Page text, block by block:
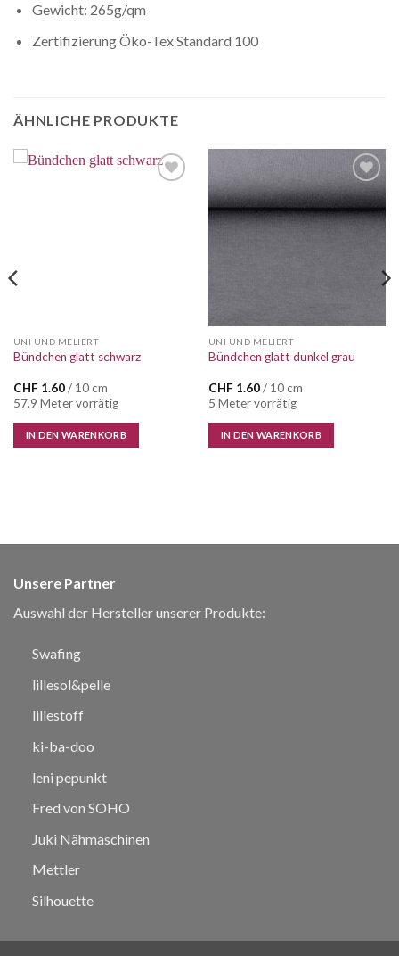
Gewicht: 265g/qm
Zertifizierung Öko-Tex Standard 100
ÄHNLICHE PRODUKTE
UNI UND MELIERT
Bündchen glatt schwarz
CHF 1.60/ 10 cm
57.9 Meter vorrätig
IN DEN WARENKORB
Auf die
Wunschliste
UNI UND MELIERT
Bündchen glatt dunkel grau
CHF 1.60/ 10 cm
5 Meter vorrätig
IN DEN WARENKORB
Unsere Partner
Auswahl der Hersteller unserer Produkte:
Swafing
lillesol&pelle
lillestoff
ki-ba-doo
leni pepunkt
Fred von SOHO
Juki Nähmaschinen
Mettler
Silhouette